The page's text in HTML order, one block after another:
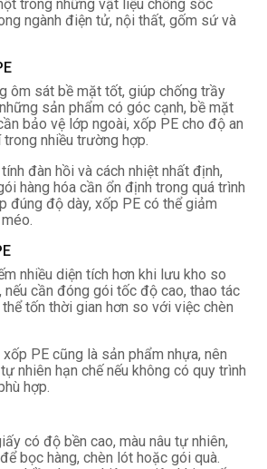
trong những vật liệu chống sốc
ngành điện tử, nội thất, gốm sứ và
ôm sát bề mặt tốt, giúp chống trầy
sản phẩm có góc cạnh, bề mặt
bảo vệ lớp ngoài, xốp PE cho độ an
nhiều trường hợp.
đàn hồi và cách nhiệt nhất định,
hàng hóa cần ổn định trong quá trình
đúng độ dày, xốp PE có thể giảm
nhiều diện tích hơn khi lưu kho so
nếu cần đóng gói tốc độ cao, thao tác
tốn thời gian hơn so với việc chèn
PE cũng là sản phẩm nhựa, nên
nhiên hạn chế nếu không có quy trình
hợp.
có độ bền cao, màu nâu tự nhiên,
bọc hàng, chèn lót hoặc gói quà.